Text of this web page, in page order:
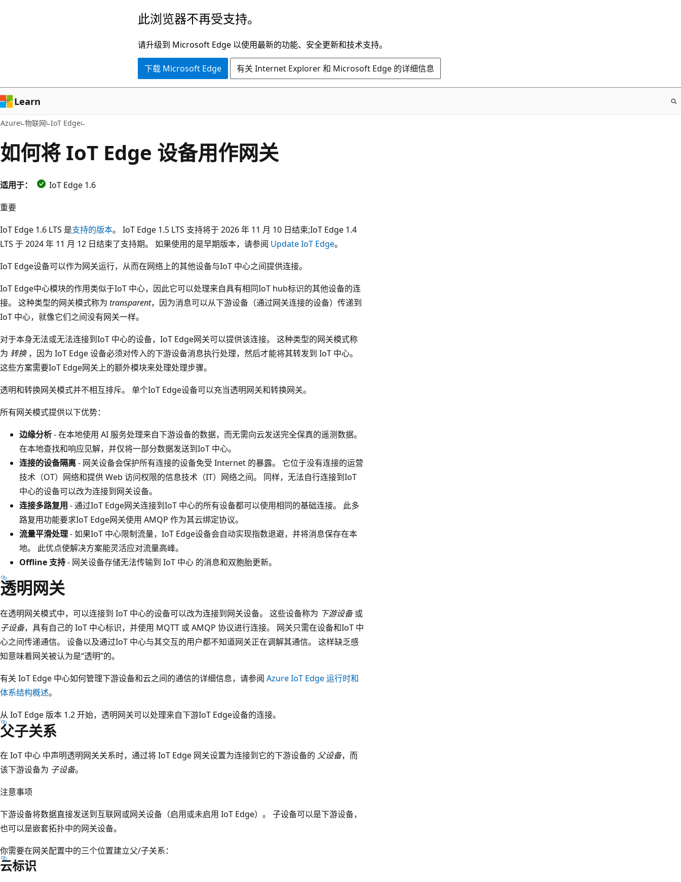
容
此浏览器不再受支持。
请升级到 Microsoft Edge 以使用最新的功能、安全更新和技术支持。
下载 Microsoft Edge 有关 Internet Explorer 和 Microsoft Edge 的详细信息
Learn
Azure 物联网 IoT Edge
如何将 IoT Edge 设备用作网关
适用于：
IoT Edge 1.6
重要
IoT Edge 1.6 LTS 是支持的版本。 IoT Edge 1.5 LTS 支持将于 2026 年 11 月 10 日结束;IoT Edge 1.4
LTS 于 2024 年 11 月 12 日结束了支持期。 如果使用的是早期版本，请参阅 Update IoT Edge。
IoT Edge设备可以作为网关运行，从而在网络上的其他设备与IoT 中心之间提供连接。
IoT Edge中心模块的作用类似于IoT 中心，因此它可以处理来自具有相同IoT hub标识的其他设备的连
接。 这种类型的网关模式称为 transparent，因为消息可以从下游设备（通过网关连接的设备）传递到
IoT 中心，就像它们之间没有网关一样。
对于本身无法或无法连接到IoT 中心的设备，IoT Edge网关可以提供该连接。 这种类型的网关模式称
为 转换，因为 IoT Edge 设备必须对传入的下游设备消息执行处理，然后才能将其转发到 IoT 中心。
这些方案需要IoT Edge网关上的额外模块来处理处理步骤。
透明和转换网关模式并不相互排斥。 单个IoT Edge设备可以充当透明网关和转换网关。
所有网关模式提供以下优势：
边缘分析- 在本地使用 AI 服务处理来自下游设备的数据，而无需向云发送完全保真的遥测数据。
在本地查找和响应见解，并仅将一部分数据发送到IoT 中心。
连接的设备隔离- 网关设备会保护所有连接的设备免受 Internet 的暴露。 它位于没有连接的运营
技术（OT）网络和提供 Web 访问权限的信息技术（IT）网络之间。 同样，无法自行连接到IoT
中心的设备可以改为连接到网关设备。
连接多路复用 - 通过IoT Edge网关连接到IoT 中心的所有设备都可以使用相同的基础连接。 此多
路复用功能要求IoT Edge网关使用 AMQP 作为其云绑定协议。
流量平滑处理- 如果IoT 中心限制流量，IoT Edge设备会自动实现指数退避，并将消息保存在本
地。 此优点使解决方案能灵活应对流量高峰。
Offline 支持- 网关设备存储无法传输到 IoT 中心 的消息和双胞胎更新。
透明网关
在透明网关模式中，可以连接到 IoT 中心的设备可以改为连接到网关设备。 这些设备称为 下游设备或
子设备，具有自己的 IoT 中心标识，并使用 MQTT 或 AMQP 协议进行连接。 网关只需在设备和IoT 中
心之间传递通信。 设备以及通过IoT 中心与其交互的用户都不知道网关正在调解其通信。 这样缺乏感
知意味着网关被认为是“透明”的。
有关 IoT Edge 中心如何管理下游设备和云之间的通信的详细信息，请参阅 Azure IoT Edge 运行时和
体系结构概述。
从 IoT Edge 版本 1.2 开始，透明网关可以处理来自下游IoT Edge设备的连接。
父子关系
在 IoT 中心 中声明透明网关关系时，通过将 IoT Edge 网关设置为连接到它的下游设备的 父设备，而
该下游设备为 子设备。
注意事项
下游设备将数据直接发送到互联网或网关设备（启用或未启用 IoT Edge）。 子设备可以是下游设备，
也可以是嵌套拓扑中的网关设备。
你需要在网关配置中的三个位置建立父/子关系：
云标识